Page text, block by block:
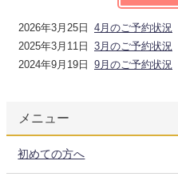
2026年3月25日
4月のご予約状況
2025年3月11日
3月のご予約状況
2024年9月19日
9月のご予約状況
メニュー
初めての方へ